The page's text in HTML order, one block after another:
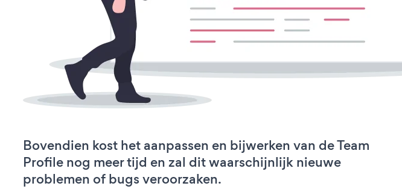
Bovendien kost het aanpassen en bijwerken van de Team
Profile nog meer tijd en zal dit waarschijnlijk nieuwe
problemen of bugs veroorzaken.